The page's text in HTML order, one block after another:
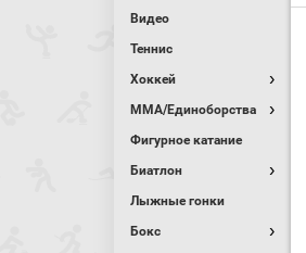
Видео
Теннис
Хоккей
MMA/Единоборства
Фигурное катание
Биатлон
Лыжные гонки
Бокс